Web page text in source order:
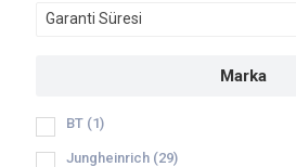
Garanti Süresi
Marka
BT (1)
Jungheinrich (29)